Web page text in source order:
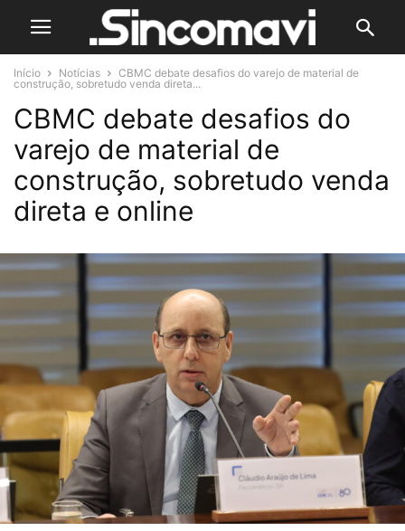
Início Notícias
CBMC debate desafios do varejo de material de
construção, sobretudo venda direta...
CBMC debate desafios do
varejo de material de
construção, sobretudo venda
direta e online